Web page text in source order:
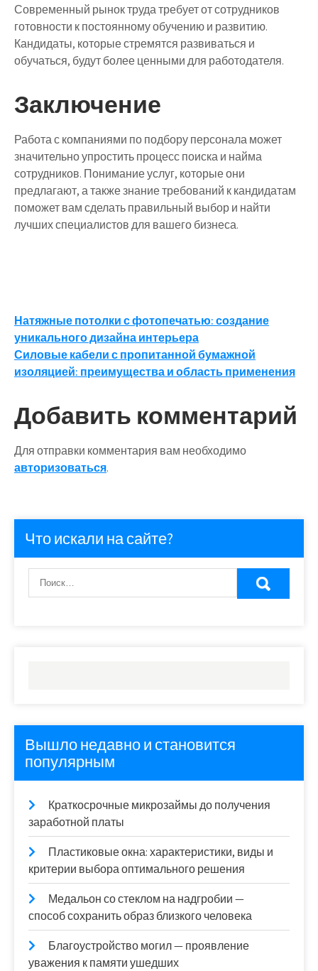
Современный рынок труда требует от сотрудников
готовности к постоянному обучению и развитию.
Кандидаты, которые стремятся развиваться и
обучаться, будут более ценными для работодателя.
Заключение
Работа с компаниями по подбору персонала может
значительно упростить процесс поиска и найма
сотрудников. Понимание услуг, которые они
предлагают, а также знание требований к кандидатам
поможет вам сделать правильный выбор и найти
лучших специалистов для вашего бизнеса.
Навигация
по
записям
Натяжные потолки с фотопечатью: создание
уникального дизайна интерьера
Силовые кабели с пропитанной бумажной
изоляцией: преимущества и область применения
Добавить комментарий
Для отправки комментария вам необходимо
авторизоваться.
Что искали на сайте?
Вышло недавно и становится
популярным
Краткосрочные микрозаймы до получения
заработной платы
Пластиковые окна: характеристики, виды и
критерии выбора оптимального решения
Медальон со стеклом на надгробии —
способ сохранить образ близкого человека
Благоустройство могил — проявление
уважения к памяти ушедших